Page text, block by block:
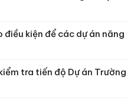
kiện để các dự án năng
tra tiến độ Dự án Trường